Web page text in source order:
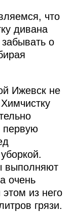
что
дивана
о
Ижевск не
первую
выполняют
очень
из него
грязи.